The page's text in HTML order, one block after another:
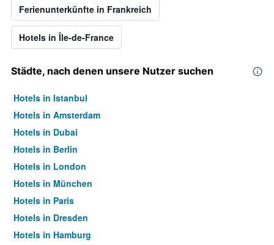
Ferienunterkünfte in Frankreich
Hotels in Île-de-France
Städte, nach denen unsere Nutzer suchen
Hotels in Istanbul
Hotels in Amsterdam
Hotels in Dubai
Hotels in Berlin
Hotels in London
Hotels in München
Hotels in Paris
Hotels in Dresden
Hotels in Hamburg